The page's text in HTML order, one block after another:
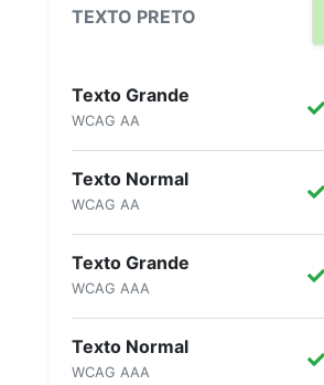
TEXTO PRETO
Texto Grande
WCAG AA
Texto Normal
WCAG AA
Texto Grande
WCAG AAA
Texto Normal
WCAG AAA